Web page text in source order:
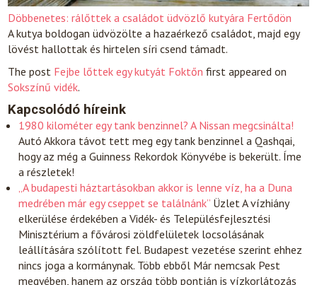
Döbbenetes: rálőttek a családot üdvözlő kutyára Fertődön
A kutya boldogan üdvözölte a hazaérkező családot, majd egy
lövést hallottak és hirtelen síri csend támadt.
The post Fejbe lőttek egy kutyát Foktőn first appeared on
Sokszínű vidék.
Kapcsolódó híreink
1980 kilométer egy tank benzinnel? A Nissan megcsinálta!
Autó Akkora távot tett meg egy tank benzinnel a Qashqai,
hogy az még a Guinness Rekordok Könyvébe is bekerült. Íme
a részletek!
„A budapesti háztartásokban akkor is lenne víz, ha a Duna
medrében már egy cseppet se találnánk” ÜzletA vízhiány
elkerülése érdekében a Vidék- és Településfejlesztési
Minisztérium a fővárosi zöldfelületek locsolásának
leállítására szólított fel. Budapest vezetése szerint ehhez
nincs joga a kormánynak. Több ebből Már nemcsak Pest
megyében, hanem az ország több pontján is vízkorlátozás